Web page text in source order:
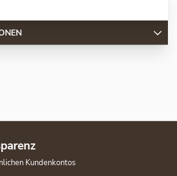
Kundenkontos